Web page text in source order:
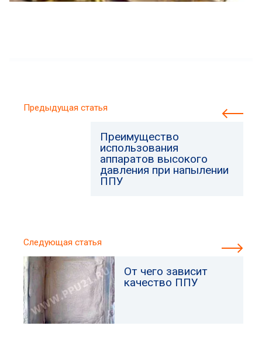
Предыдущая статья
Преимущество
использования
аппаратов высокого
давления при напылении
ППУ
Следующая статья
От чего зависит
качество ППУ